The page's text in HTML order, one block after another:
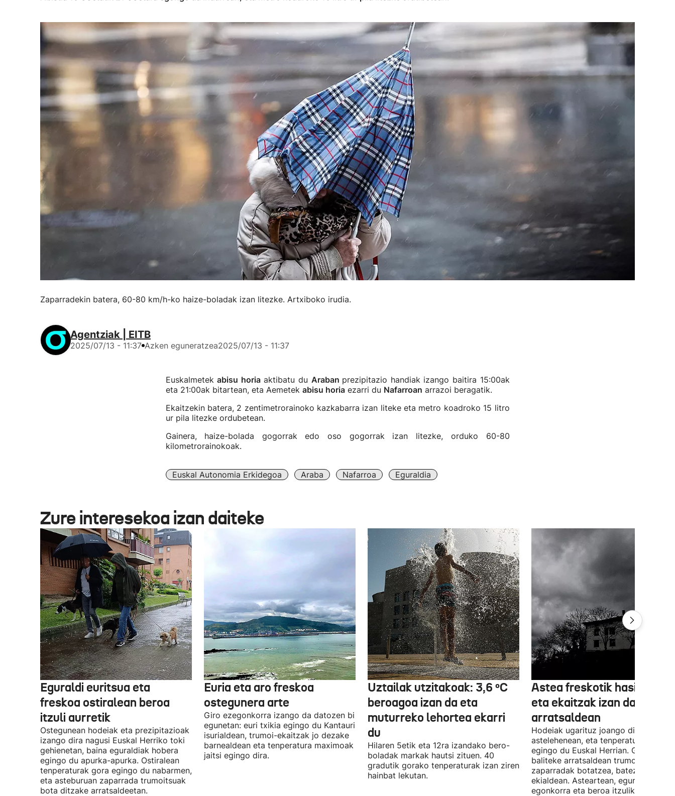
Zaparradekin batera, 60-80 km/h-ko haize-boladak izan litezke. Artxiboko irudia.
Agentziak | EITB
2025/07/13 - 11:37 Azken eguneratzea2025/07/13 - 11:37
Euskalmetekabisu horiaaktibatu du Araban prezipitazio handiak izango baitira 15:00ak
eta 21:00ak bitartean, eta Aemetek abisu horiaezarri du Nafarroan arrazoi beragatik.
Ekaitzekin batera, 2 zentimetrorainoko kazkabarra izan liteke eta metro koadroko 15 litro
ur pila litezke ordubetean.
Gainera, haize-bolada gogorrak edo oso gogorrak izan litezke, orduko 60-80
kilometrorainokoak.
Euskal Autonomia Erkidegoa Araba Nafarroa Eguraldia
Zure interesekoa izan daiteke
Eguraldi euritsua eta
freskoa ostiralean beroa
itzuli aurretik
Ostegunean hodeiak eta prezipitazioak
izango dira nagusi Euskal Herriko toki
gehienetan, baina eguraldiak hobera
egingo du apurka-apurka. Ostiralean
tenperaturak gora egingo du nabarmen,
eta asteburuan zaparrada trumoitsuak
bota ditzake arratsaldeetan.
Euria eta aro freskoa
ostegunera arte
Giro ezegonkorra izango da datozen bi
egunetan: euri txikia egingo du Kantauri
isurialdean, trumoi-ekaitzak jo dezake
barnealdean eta tenperatura maximoak
jaitsi egingo dira.
Uztailak utzitakoak: 3,6 ºC
beroagoa izan da eta
muturreko lehortea ekarri
du
Hilaren 5etik eta 12ra izandako bero-
boladak markak hautsi zituen. 40
gradutik gorako tenperaturak izan ziren
hainbat lekutan.
Astea freskotik hasiko da
eta ekaitzak izan daitezke
arratsaldean
Hodeiak ugarituz joango dira
astelehenean, eta tenperaturak
egingo du Euskal Herrian. Gainera,
baliteke arratsaldean trumoi-
zaparradak botatzea, batez ere
ekialdean. Asteartean, eguraldi
egonkorra eta beroa itzuliko dira.